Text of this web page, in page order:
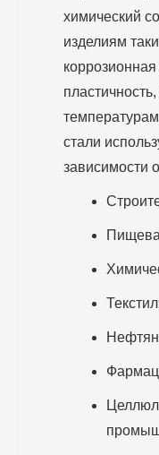
химический
изделиям
коррозионная
стали
зависимости